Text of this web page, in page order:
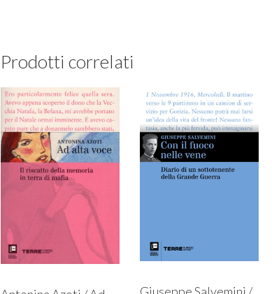
Prodotti correlati
Giuseppe Salvemini /